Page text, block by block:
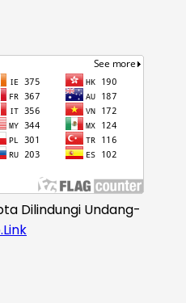
Dilindungi Undang-